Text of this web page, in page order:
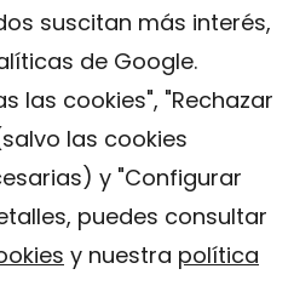
suscitan más interés,
de Google.
las cookies", "Rechazar
las cookies
y "Configurar
puedes consultar
y nuestra política